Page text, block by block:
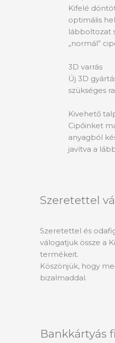
Kifelé
optimális
lábboltozat
„normál”
3D varrás
Új 3D
szükséges
Kivehető
Cipőinket
anyagból
javítva a
Szeretettel
Szeretettel és
válogatjuk össze a
termékeit.
Köszönjük, hogy
bizalmaddal.
Bankkártyás